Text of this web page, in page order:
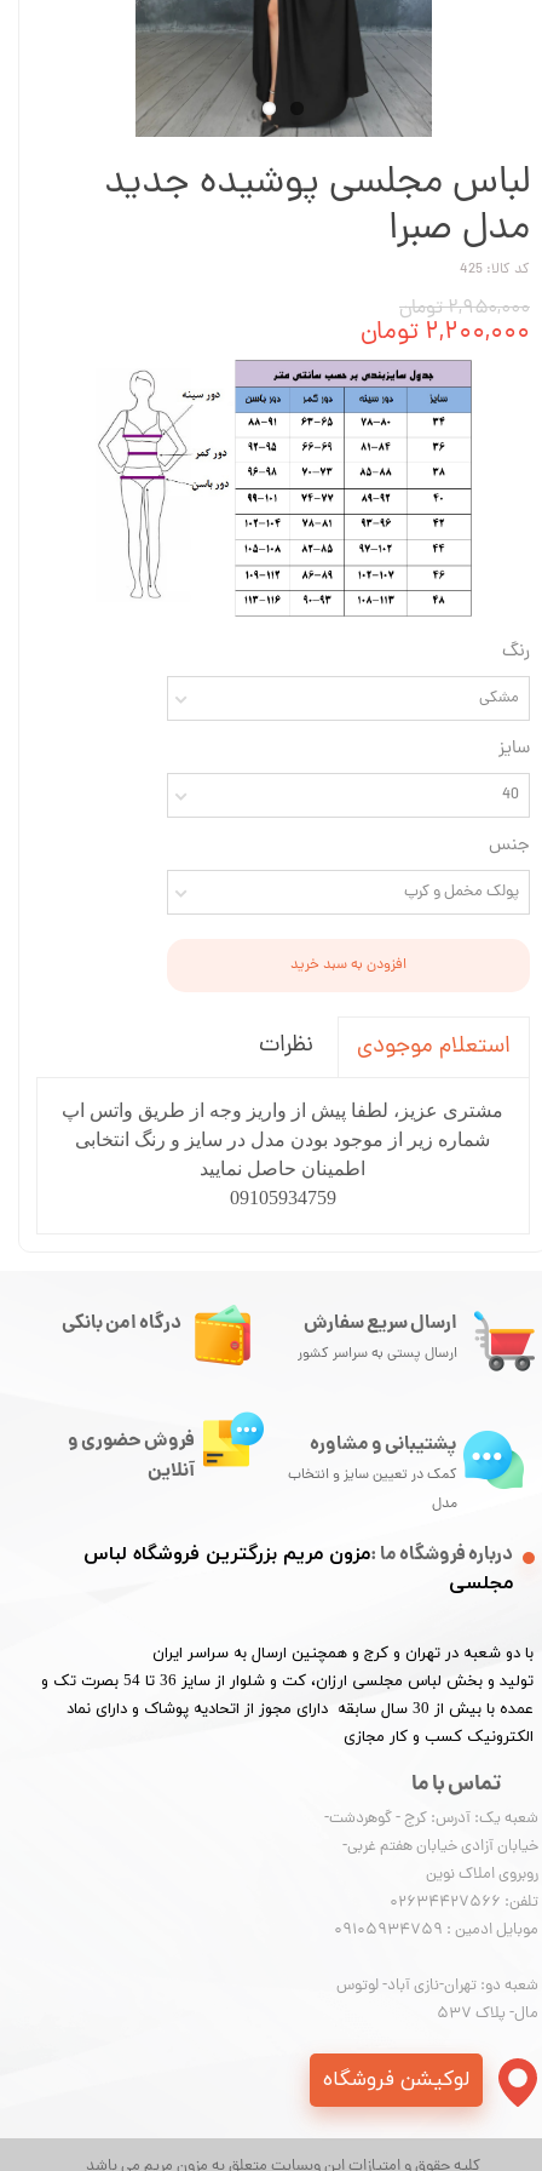
لباس مجلسی پوشیده جدید
مدل صبرا
کد کالا: 425
۲,۹۵۰,۰۰۰ تومان
۲,۲۰۰,۰۰۰ تومان
رنگ
مشکی
سایز
40
جنس
پولک مخمل و کرپ
افزودن به سبد خرید
استعلام موجودی نظرات
مشتری عزیز، لطفا پیش از واریز وجه از طریق واتس اپ
شماره زیر از موجود بودن مدل در سایز و رنگ انتخابی
اطمینان حاصل نمایید
09105934759
ارسال سریع سفارش
ارسال پستی به سراسر کشور
درباره فروشگاه ما :مزون مریم بزرگترین فروشگاه لباس
مجلسی
با دو شعبه در تهران و کرج و همچنین ارسال به سراسر ایران
تولید و بخش لباس مجلسی ارزان، کت و شلوار از سایز 36 تا 54 بصرت تک و
عمده با بیش از 30 سال سابقه دارای مجوز از اتحادیه پوشاک و دارای نماد
الکترونیک کسب و کار مجازی
تماس با ما
شعبه یک: آدرس: کرج - گوهردشت-
خیابان آزادی خیابان هفتم غربی-
روبروی املاک نوین
​​​​​​​تلفن: 02634427566
موبایل ادمین : 09105934759
شعبه دو: تهران-نازی آباد- لوتوس
مال- پلاک 537
درگاه امن بانکی
پشتیبانی و مشاوره
کمک در تعیین سایز و انتخاب
مدل
فروش حضوری و
آنلاین
لوکیشن فروشگاه